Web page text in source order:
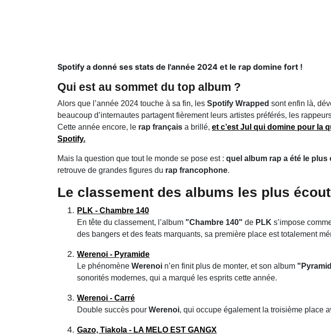
Spotify a donné ses stats de l'année 2024 et le rap domine fort !
Qui est au sommet du top album ?
Alors que l’année 2024 touche à sa fin, les Spotify Wrapped sont enfin là,
beaucoup d’internautes partagent fièrement leurs artistes préférés, les
Cette année encore, le rap français a brillé, et c’est Jul qui domine pour la
Spotify.
Mais la question que tout le monde se pose est : quel album rap a été le plus
retrouve de grandes figures du rap francophone.
Le classement des albums les plus
PLK - Chambre 140
En tête du classement, l’album "Chambre 140" de PLK s’impose
des bangers et des feats marquants, sa première place est totalement
Werenoi - Pyramide
Le phénomène Werenoi n’en finit plus de monter, et son album
sonorités modernes, qui a marqué les esprits cette année.
Werenoi - Carré
Double succès pour Werenoi, qui occupe également la troisième place
Gazo, Tiakola - LA MELO EST GANGX